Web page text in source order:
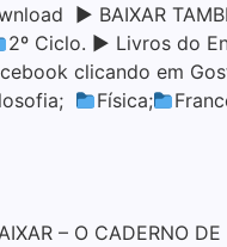
▶ BAIXAR
2º Ciclo. ▶ Livros do
clicando em
Física;
– O CADERNO